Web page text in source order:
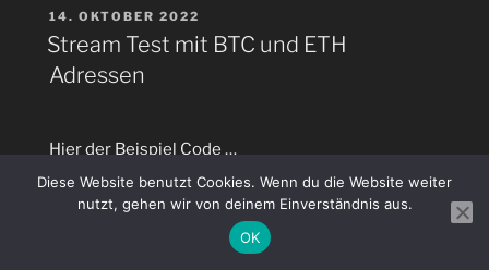
(Migrated
from
Angular
auf
update
VERÖFFENTLICHT
AM
14. OKTOBER 2022
Stream Test mit BTC und ETH
Adressen
Hier der Beispiel Code …
„Stream
weiterlesen
Diese Website benutzt Cookies. Wenn du die Website weiter
nutzt, gehen wir von deinem Einverständnis aus.
OK